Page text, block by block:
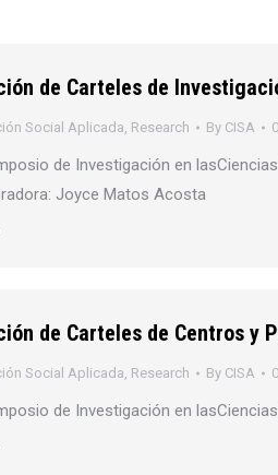
de Carteles de
Social Aplicada, Research By CISA
de Investigación en
Joyce Matos Acosta
de Carteles de Centros y
Social Aplicada, Research By CISA
de Investigación en